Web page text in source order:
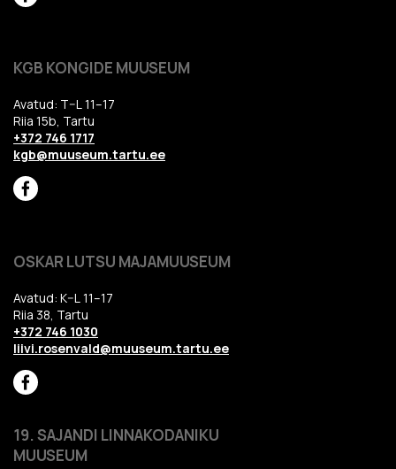
KGB KONGIDE MUUSEUM
Avatud: T–L 11–17
Riia 15b, Tartu
+372 746 1717
kgb@muuseum.tartu.ee
OSKAR LUTSU MAJAMUUSEUM
Avatud: K–L 11–17
Riia 38, Tartu
+372 746 1030
liivi.rosenvald@muuseum.tartu.ee
19. SAJANDI LINNAKODANIKU
MUUSEUM